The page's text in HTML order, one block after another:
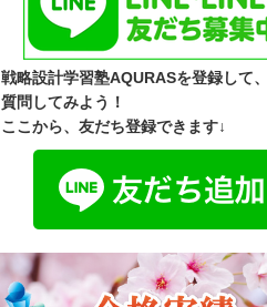
戦略設計学習塾AQURASを登録して
質問してみよう！
ここから、友だち登録できます↓